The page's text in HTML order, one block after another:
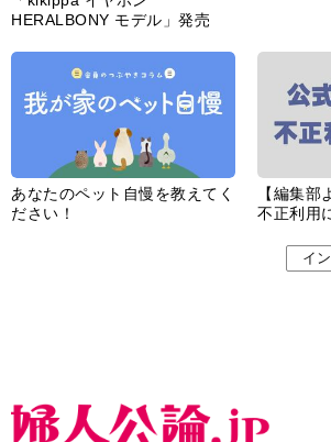
HERALBONY モデル」発売
あなたのペット自慢を教えてく
ださい！
【編集
不正利用
イ